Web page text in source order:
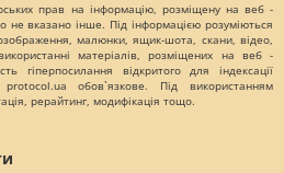
прав на інформацію, розміщену на веб -
не вказано інше. Під інформацією розуміються
малюнки, ящик-шота, скани, відео,
матеріалів, розміщених на веб -
гіперпосилання відкритого для індексації
обов`язкове. Під використанням
рерайтинг, модифікація тощо.